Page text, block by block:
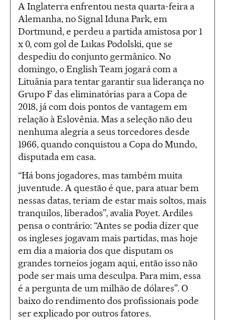
A Inglaterra enfrentou nesta quarta-feira a
Alemanha, no Signal Iduna Park, em
Dortmund, e perdeu a partida amistosa por 1
x 0, com gol de Lukas Podolski, que se
despediu do conjunto germânico. No
domingo, o English Team jogará com a
Lituânia para tentar garantir sua liderança no
Grupo F das eliminatórias para a Copa de
2018, já com dois pontos de vantagem em
relação à Eslovênia. Mas a seleção não deu
nenhuma alegria a seus torcedores desde
1966, quando conquistou a Copa do Mundo,
disputada em casa.
“Há bons jogadores, mas também muita
juventude. A questão é que, para atuar bem
nessas datas, teriam de estar mais soltos, mais
tranquilos, liberados”, avalia Poyet. Ardiles
pensa o contrário: “Antes se podia dizer que
os ingleses jogavam mais partidas, mas hoje
em dia a maioria dos que disputam os
grandes torneios jogam aqui, então isso não
pode ser mais uma desculpa. Para mim, essa
é a pergunta de um milhão de dólares”. O
baixo do rendimento dos profissionais pode
ser explicado por outros fatores.